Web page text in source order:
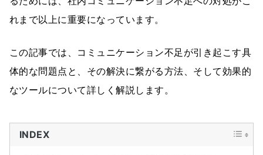
れまで以上に重要になっています。
この記事では、コミュニケーション不足が引き起こす具
体的な問題点と、その解決に繋がる方法、そして効果的
なツールについて詳しく解説します。
INDEX